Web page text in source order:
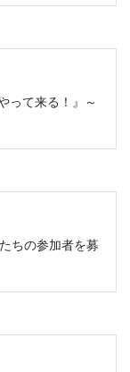
って来る！』～
ちの参加者を募